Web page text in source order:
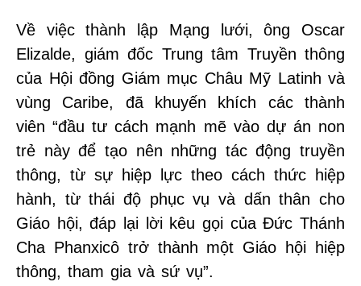
Về việc thành lập Mạng lưới, ông Oscar
Elizalde, giám đốc Trung tâm Truyền thông
của Hội đồng Giám mục Châu Mỹ Latinh và
vùng Caribe, đã khuyến khích các thành
viên “đầu tư cách mạnh mẽ vào dự án non
trẻ này để tạo nên những tác động truyền
thông, từ sự hiệp lực theo cách thức hiệp
hành, từ thái độ phục vụ và dấn thân cho
Giáo hội, đáp lại lời kêu gọi của Đức Thánh
Cha Phanxicô trở thành một Giáo hội hiệp
thông, tham gia và sứ vụ”.